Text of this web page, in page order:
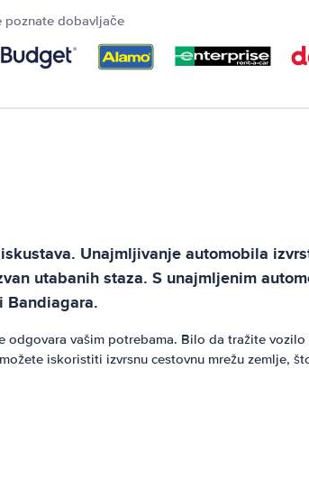
poznate dobavljače
Unajmljivanje automobila
utabanih staza. S unajmljenim
Bandiagara.
vašim potrebama. Bilo da tražite
iskoristiti izvrsnu cestovnu mrežu zemlje,